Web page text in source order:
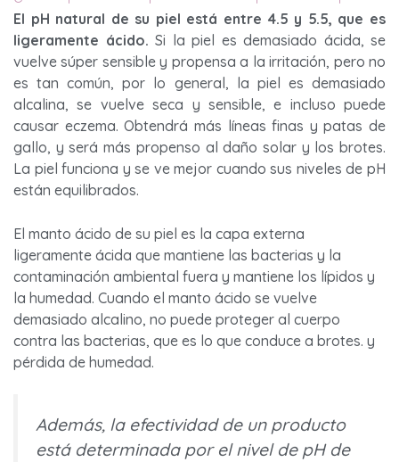
El pH natural de su piel está entre 4.5 y 5.5, que es
ligeramente ácido. Si la piel es demasiado ácida, se
vuelve súper sensible y propensa a la irritación, pero no
es tan común, por lo general, la piel es demasiado
alcalina, se vuelve seca y sensible, e incluso puede
causar eczema. Obtendrá más líneas finas y patas de
gallo, y será más propenso al daño solar y los brotes.
La piel funciona y se ve mejor cuando sus niveles de pH
están equilibrados.
El manto ácido de su piel es la capa externa
ligeramente ácida que mantiene las bacterias y la
contaminación ambiental fuera y mantiene los lípidos y
la humedad. Cuando el manto ácido se vuelve
demasiado alcalino, no puede proteger al cuerpo
contra las bacterias, que es lo que conduce a brotes. y
pérdida de humedad.
Además, la efectividad de un producto
está determinada por el nivel de pH de